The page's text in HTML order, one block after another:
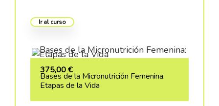
Ir al curso
375,00€
Bases de la Micronutrición Femenina:
Etapas de la Vida